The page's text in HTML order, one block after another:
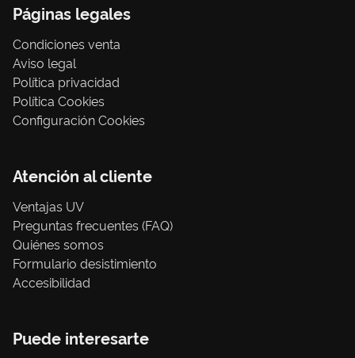
Páginas legales
Condiciones venta
Aviso legal
Política privacidad
Política Cookies
Configuración Cookies
Atención al cliente
Ventajas UV
Preguntas frecuentes (FAQ)
Quiénes somos
Formulario desistimiento
Accesibilidad
Puede interesarte